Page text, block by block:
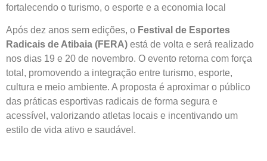
fortalecendo o turismo, o esporte e a economia local
Após dez anos sem edições, o Festival de Esportes
Radicais de Atibaia (FERA) está de volta e será realizado
nos dias 19 e 20 de novembro. O evento retorna com força
total, promovendo a integração entre turismo, esporte,
cultura e meio ambiente. A proposta é aproximar o público
das práticas esportivas radicais de forma segura e
acessível, valorizando atletas locais e incentivando um
estilo de vida ativo e saudável.